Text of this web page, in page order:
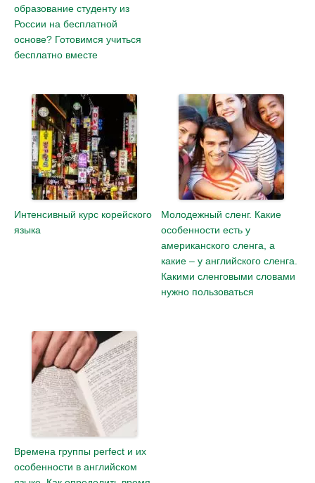
образование студенту из
России на бесплатной
основе? Готовимся учиться
бесплатно вместе
Интенсивный курс корейского
языка
Молодежный сленг. Какие
особенности есть у
американского сленга, а
какие – у английского сленга.
Какими сленговыми словами
нужно пользоваться
Времена группы perfect и их
особенности в английском